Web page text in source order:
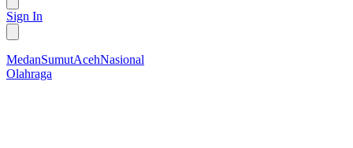
Sign In
MedanSumutAcehNasional
Olahraga